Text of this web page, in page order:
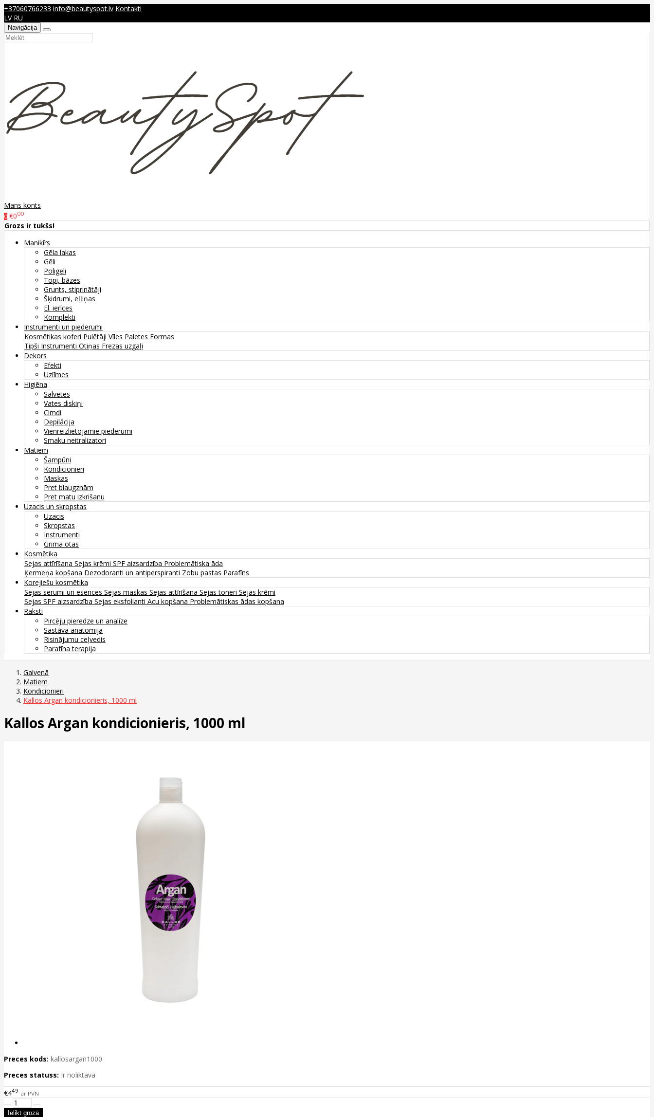
+37060766233 info@beautyspot.lv Kontakti
LV RU
Navigācija
Mans konts
0 €000
Grozs ir tukšs!
Manikīrs
Gēla lakas
Gēli
Poligeli
Topi, bāzes
Grunts, stiprinātāji
Šķidrumi, eļļiņas
El. ierīces
Komplekti
Instrumenti un piederumi
Kosmētikas koferi Pulētāji Vīles Paletes Formas
Tipši Instrumenti Otiņas Frezas uzgaļi
Dekors
Efekti
Uzlīmes
Higiēna
Salvetes
Vates diskiņi
Cimdi
Depilācija
Vienreizlietojamie piederumi
Smaku neitralizatori
Matiem
Šampūni
Kondicionieri
Maskas
Pret blaugznām
Pret matu izkrišanu
Uzacis un skropstas
Uzacis
Skropstas
Instrumenti
Grima otas
Kosmētika
Sejas attīrīšana Sejas krēmi SPF aizsardzība Problemātiska āda
Ķermeņa kopšana Dezodoranti un antiperspiranti Zobu pastas Parafīns
Korejiešu kosmētika
Sejas serumi un esences Sejas maskas Sejas attīrīšana Sejas toneri Sejas krēmi
Sejas SPF aizsardzība Sejas eksfolianti Acu kopšana Problemātiskas ādas kopšana
Raksti
Pircēju pieredze un analīze
Sastāva anatomija
Risinājumu ceļvedis
Parafīna terapija
Galvenā
Matiem
Kondicionieri
Kallos Argan kondicionieris, 1000 ml
Kallos Argan kondicionieris, 1000 ml
Preces kods: kallosargan1000
Preces statuss: Ir noliktavā
€449 ar PVN